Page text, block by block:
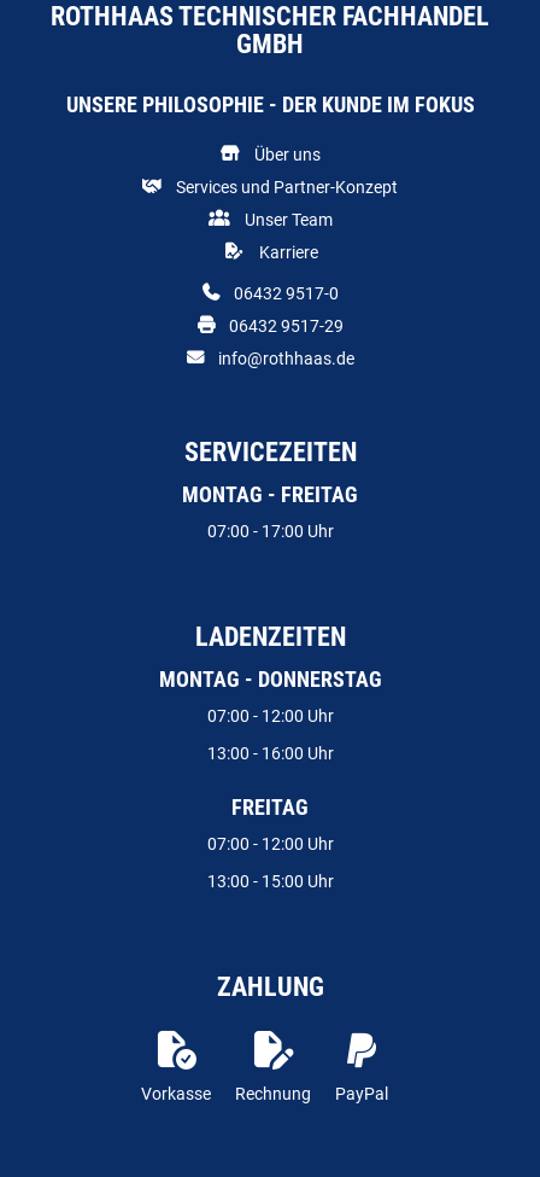
ROTHHAAS TECHNISCHER FACHHANDEL
GMBH
UNSERE PHILOSOPHIE - DER KUNDE IM FOKUS
Über uns
Services und Partner-Konzept
Unser Team
Karriere
06432 9517-0
06432 9517-29
info@rothhaas.de
SERVICEZEITEN
MONTAG - FREITAG
07:00 - 17:00 Uhr
LADENZEITEN
MONTAG - DONNERSTAG
07:00 - 12:00 Uhr
13:00 - 16:00 Uhr
FREITAG
07:00 - 12:00 Uhr
13:00 - 15:00 Uhr
ZAHLUNG
Vorkasse Rechnung PayPal